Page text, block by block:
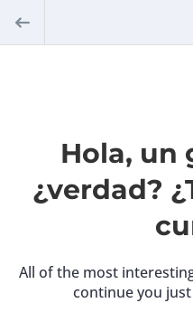
Hola, un
¿verdad?
All of the most
continue you